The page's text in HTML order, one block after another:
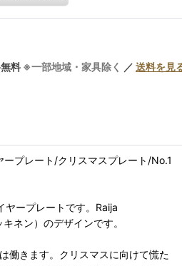
料 ※一部地域・家具除く ／ 送料を見
プレート/クリスマスプレート/No.1
ープレートです。Raija
ネン）のデザインです。
働きます。クリスマスに向けて慌た